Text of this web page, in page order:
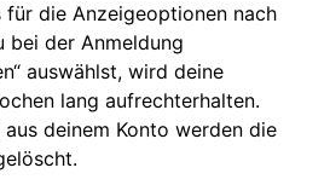
für die Anzeigeoptionen nach
bei der Anmeldung
auswählst, wird deine
lang aufrechterhalten.
deinem Konto werden die